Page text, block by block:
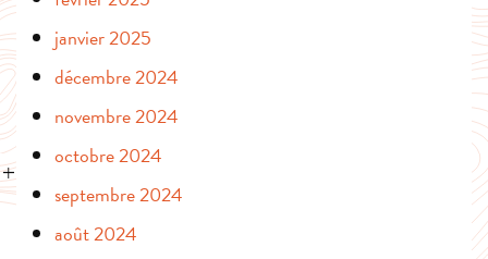
janvier 2025
décembre 2024
novembre 2024
octobre 2024
septembre 2024
août 2024